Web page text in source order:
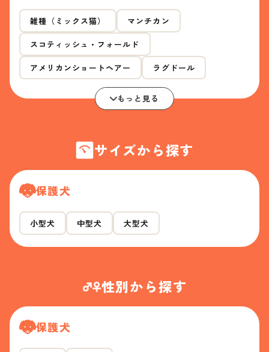
雑種（ミックス猫） マンチカン
スコティッシュ・フォールド
アメリカンショートヘアー ラグドール
もっと見る
サイズから探す
保護犬
小型犬 中型犬 大型犬
性別から探す
保護犬